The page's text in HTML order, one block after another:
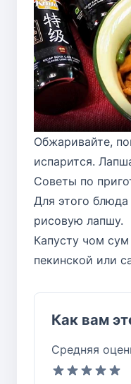
Обжаривайте,
испарится.
Советы по
Для этого блюда
рисовую лапшу.
Капусту чом
пекинской или
Как вам
Средняя